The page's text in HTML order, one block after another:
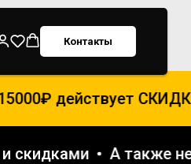
Контакты
действует СКИДКА
и скидками А также